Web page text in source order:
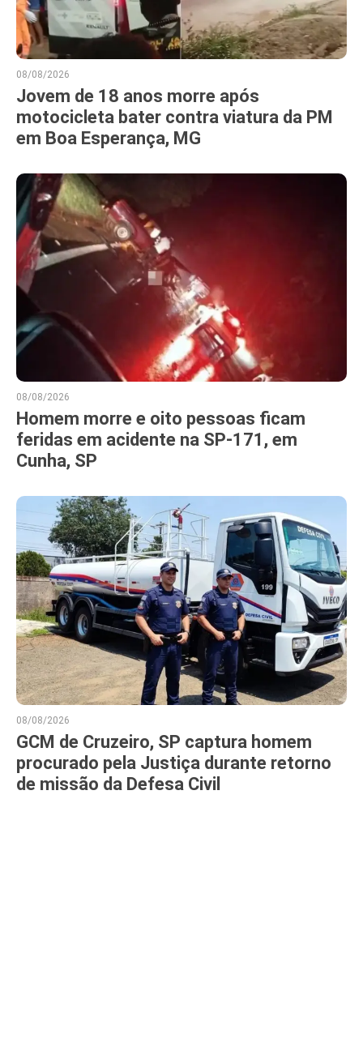
08/08/2026
Jovem de 18 anos morre após
motocicleta bater contra viatura da PM
em Boa Esperança, MG
08/08/2026
Homem morre e oito pessoas ficam
feridas em acidente na SP-171, em
Cunha, SP
08/08/2026
GCM de Cruzeiro, SP captura homem
procurado pela Justiça durante retorno
de missão da Defesa Civil